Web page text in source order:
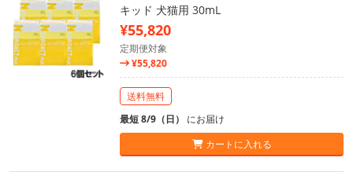
キッド 犬猫用 30mL
¥55,820
定期便対象
¥55,820
送料無料
最短 8/9（日） にお届け
カートに入れる